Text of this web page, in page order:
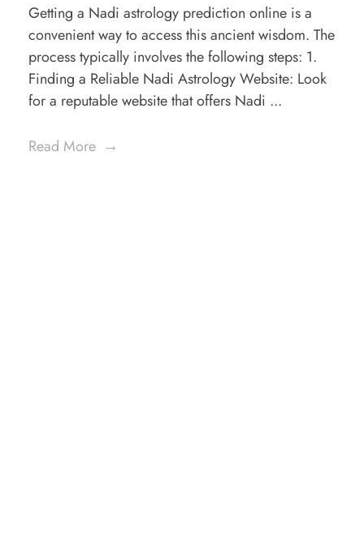
Getting a Nadi astrology prediction online is a
convenient way to access this ancient wisdom. The
process typically involves the following steps: 1.
Finding a Reliable Nadi Astrology Website: Look
for a reputable website that offers Nadi ...
Read More